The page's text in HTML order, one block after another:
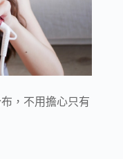
，不用擔心只有